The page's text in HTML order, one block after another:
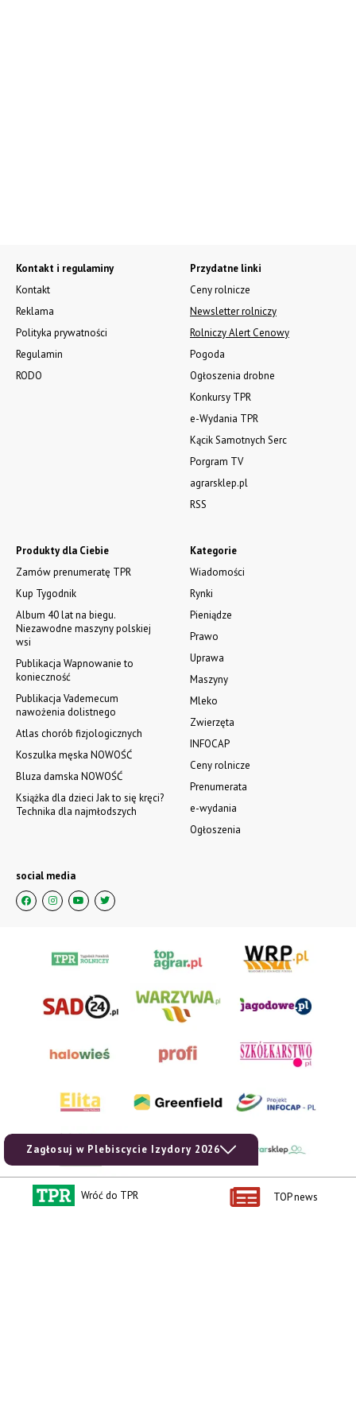
Zagłosuj w Plebiscycie Izydory 2026
Kontakt i regulaminy
Kontakt
Reklama
Polityka prywatności
Regulamin
RODO
Kategorie
Wiadomości
Rynki
Pieniądze
Prawo
Uprawa
Maszyny
Mleko
Zwierzęta
INFOCAP
Ceny rolnicze
Prenumerata
e-wydania
Ogłoszenia
Produkty dla Ciebie
Zamów prenumeratę TPR
Kup Tygodnik
Album 40 lat na biegu.
Niezawodne maszyny polskiej
wsi
Publikacja Wapnowanie to
konieczność
Publikacja Vademecum
nawożenia dolistnego
Atlas chorób fizjologicznych
Koszulka męska NOWOŚĆ
Bluza damska NOWOŚĆ
Książka dla dzieci Jak to się kręci?
Technika dla najmłodszych
Przydatne linki
Ceny rolnicze
Newsletter rolniczy
Rolniczy Alert Cenowy
Pogoda
Ogłoszenia drobne
Konkursy TPR
e-Wydania TPR
Kącik Samotnych Serc
Porgram TV
agrarsklep.pl
RSS
social media
Wróć do TPR TOP news